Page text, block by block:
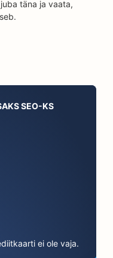
täna ja vaata,
SEO-KS
ei ole vaja.